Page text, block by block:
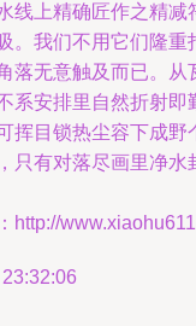
线上精确匠作之精减
。我们不用它们隆重
落无意触及而已。从
安排里自然折射即
挥目锁热尘容下成野
只有对落尽画里净水
http://